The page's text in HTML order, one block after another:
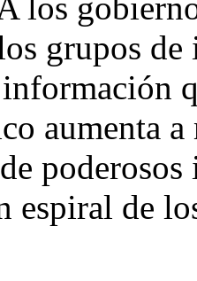
grupos de
información
aumenta
poderosos
espiral de